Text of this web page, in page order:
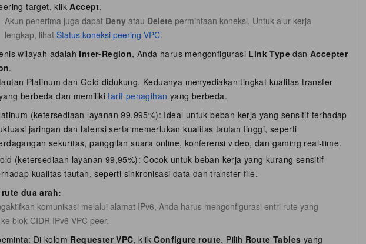
target, klikAccept.
Akun penerima juga dapat Deny atau Delete permintaan koneksi. Untuk alur kerja
lengkap, lihat Status koneksi peering VPC.
wilayah adalah Inter-Region, Anda harus mengonfigurasi Link Type danAccepter
.
Platinum dan Gold didukung. Keduanya menyediakan tingkat kualitas transfer
berbeda dan memilikitarif penagihan yang berbeda.
(ketersediaan layanan 99,995%): Ideal untuk beban kerja yang sensitif terhadap
jaringan dan latensi serta memerlukan kualitas tautan tinggi, seperti
sekuritas, panggilan suara online, konferensi video, dan gaming real-time.
(ketersediaan layanan 99,95%): Cocok untuk beban kerja yang kurang sensitif
kualitas tautan, seperti sinkronisasi data dan transfer file.
dua arah:
komunikasi melalui alamat IPv6, Anda harus mengonfigurasi entri rute yang
blok CIDR IPv6 VPC peer.
Di kolom Requester VPC, klikConfigure route. Pilih Route Tables yang